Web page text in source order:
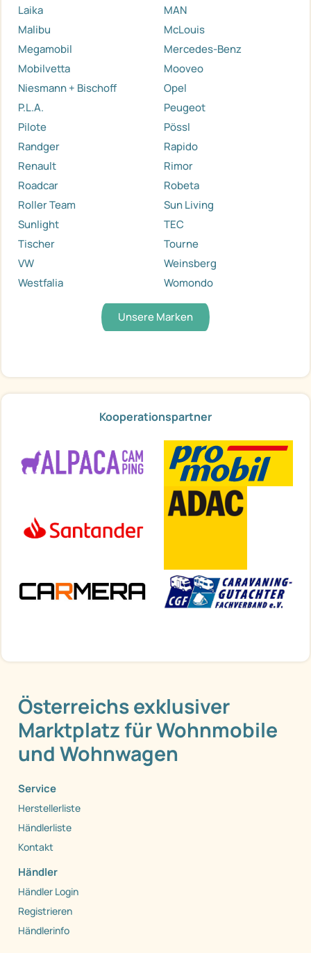
Laika
MAN
Malibu
McLouis
Megamobil
Mercedes-Benz
Mobilvetta
Mooveo
Niesmann + Bischoff
Opel
P.L.A.
Peugeot
Pilote
Pössl
Randger
Rapido
Renault
Rimor
Roadcar
Robeta
Roller Team
Sun Living
Sunlight
TEC
Tischer
Tourne
VW
Weinsberg
Westfalia
Womondo
Unsere Marken
Kooperationspartner
Österreichs exklusiver
Marktplatz für Wohnmobile
und Wohnwagen
Service
Herstellerliste
Händlerliste
Kontakt
Händler
Händler Login
Registrieren
Händlerinfo